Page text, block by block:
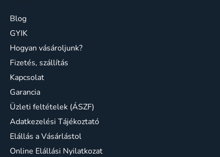
Blog
GYIK
Hogyan vásároljunk?
Fizetés, szállítás
Kapcsolat
Garancia
Üzleti feltételek (ÁSZF)
Adatkezelési Tájékoztató
Elállás a Vásárlástol
Online Elállási Nyilatkozat